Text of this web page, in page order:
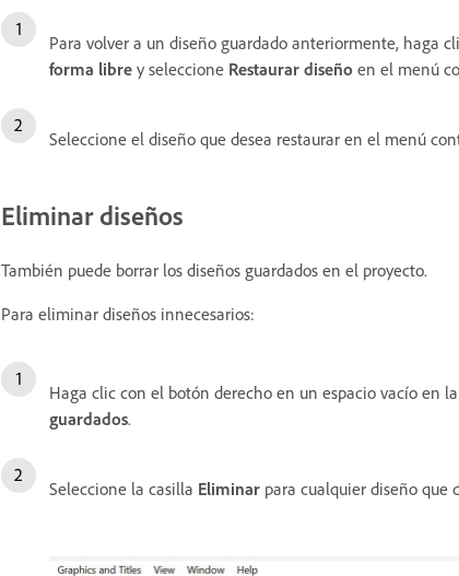
Para volver a un diseño guardado anteriormente, haga
forma libre y seleccione Restaurar diseño en el menú
Seleccione el diseño que desea restaurar en el menú
Eliminar diseños
También puede borrar los diseños guardados en el proyecto.
Para eliminar diseños innecesarios:
Haga clic con el botón derecho en un espacio vacío en la
guardados.
Seleccione la casilla Eliminar para cualquier diseño que